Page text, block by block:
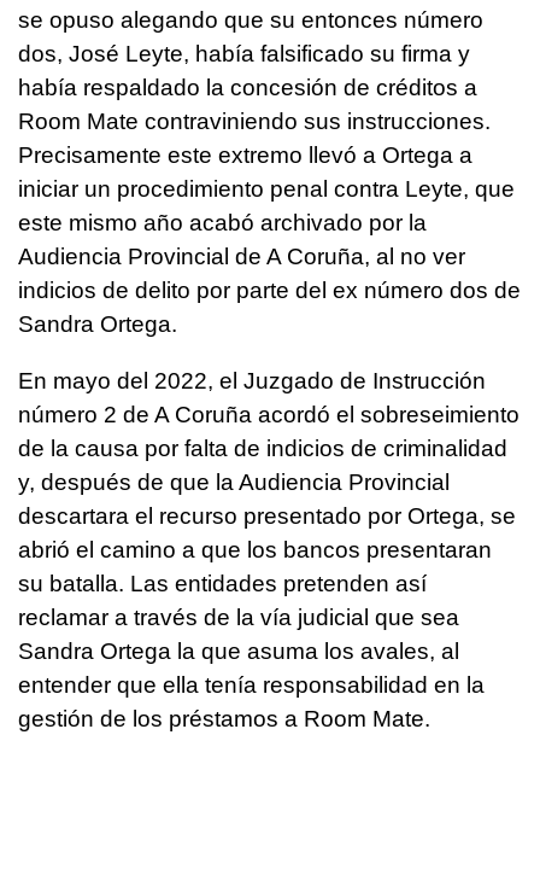
se opuso alegando que su entonces número
dos, José Leyte, había falsificado su firma y
había respaldado la concesión de créditos a
Room Mate contraviniendo sus instrucciones.
Precisamente este extremo llevó a Ortega a
iniciar un procedimiento penal contra Leyte, que
este mismo año acabó archivado por la
Audiencia Provincial de A Coruña, al no ver
indicios de delito por parte del ex número dos de
Sandra Ortega.
En mayo del 2022, el Juzgado de Instrucción
número 2 de A Coruña acordó el sobreseimiento
de la causa por falta de indicios de criminalidad
y, después de que la Audiencia Provincial
descartara el recurso presentado por Ortega, se
abrió el camino a que los bancos presentaran
su batalla. Las entidades pretenden así
reclamar a través de la vía judicial que sea
Sandra Ortega la que asuma los avales, al
entender que ella tenía responsabilidad en la
gestión de los préstamos a Room Mate.